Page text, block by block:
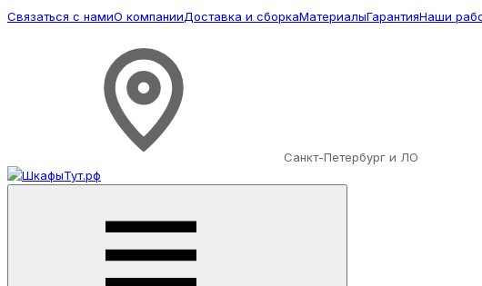
Связаться с намиО компанииДоставка и сборкаМатериалыГарантияНаши
Санкт-Петербург и ЛО